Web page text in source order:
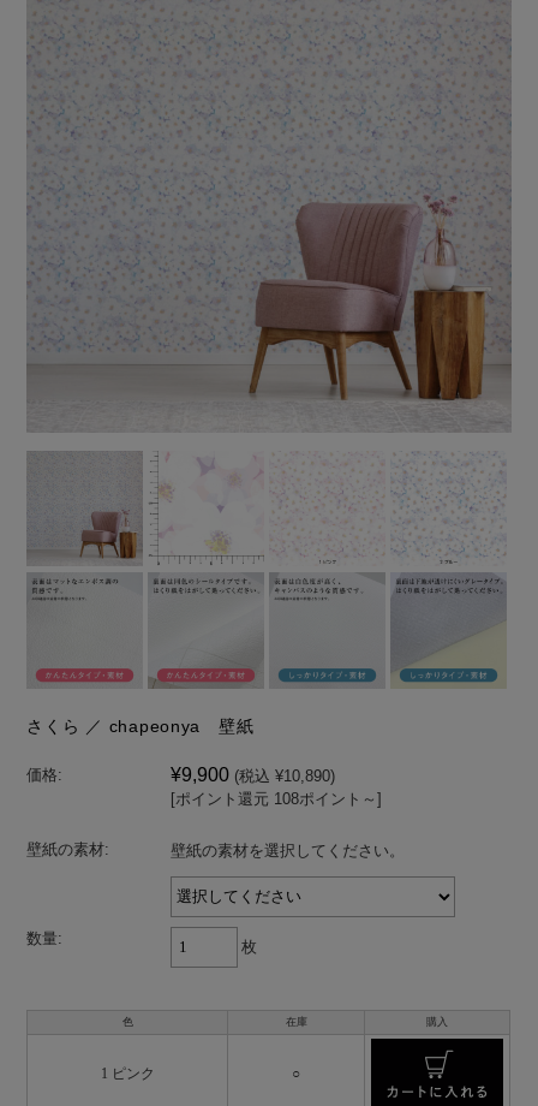
さくら ／ chapeonya 壁紙
価格: ¥9,900 (税込 ¥10,890)
[ポイント還元 108ポイント～]
壁紙の素材: 壁紙の素材を選択してください。
数量: 枚
色 在庫 購入
1 ピンク ○